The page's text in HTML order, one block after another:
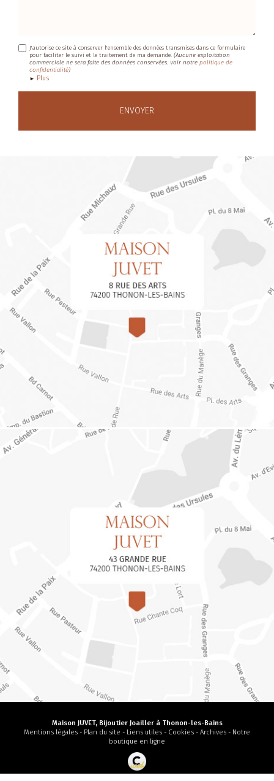
J'autorise ce site à conserver l'ensemble des données transmises dans ce formulaire
pour faciliter le suivi et le traitement de ma demande.(Aucune exploitation
commerciale ne sera faite des données conservées. Voir notrepolitique de
confidentialité)
Plus
Maison JUVET, Bijoutier Joailler à Thonon-les-Bains
Mentions légales - Plan du site - Liens utiles - Cookies - Archives - Notre
boutique en ligne